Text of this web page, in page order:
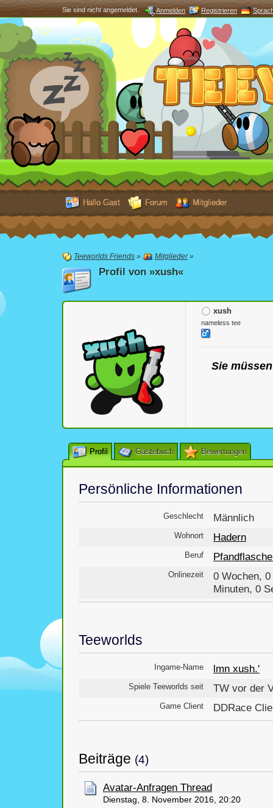
Sie sind nicht angemeldet. Anmelden Registrieren
Hallo Gast Forum Mitglieder
Teeworlds Friends » Mitglieder»
Profil von »xush«
xush
nameless tee
Sie
Profil Gästebuch Bewertungen
Persönliche Informationen
Geschlecht Männlich
Wohnort Hadern
Beruf
Onlinezeit
0 Wochen, 0
Minuten, 0
Teeworlds
Ingame-Name lmn xush.'
Spiele Teeworlds seit TW vor der
Game Client DDRace
Beiträge (4)
Avatar-Anfragen Thread
Dienstag, 8. November 2016, 20:20